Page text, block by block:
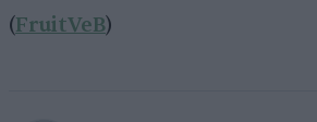
(FruitVeB)